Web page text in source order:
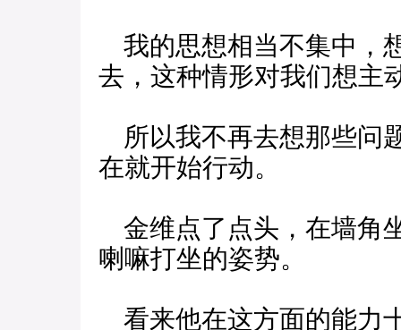
我的思想相当不集中，
去，这种情形对我们想主
所以我不再去想那些问
在就开始行动。
金维点了点头，在墙角
喇嘛打坐的姿势。
看来他在这方面的能力